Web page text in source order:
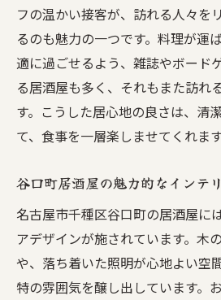
名古屋の味を楽しむ清
安心して名古屋の美味
清潔な居酒屋で味わう
名古屋の居酒屋で清潔
名古屋の味覚を堪能でき
名古屋市内で清潔感に優
谷口町の魅力居酒屋で過ご
谷口町で過ごす特別な夜
谷口町居酒屋で楽しむ
谷口町の居酒屋で感じ
フの温かい接客が、訪れる人々を
るのも魅力の一つです。料理が運
適に過ごせるよう、雑誌やボード
る居酒屋も多く、それもまた訪れ
す。こうした居心地の良さは、清
て、食事を一層楽しませてくれます
谷口町居酒屋の魅力的なインテ
名古屋市千種区谷口町の居酒屋に
アデザインが施されています。木
や、落ち着いた照明が心地よい空
特の雰囲気を醸し出しています。